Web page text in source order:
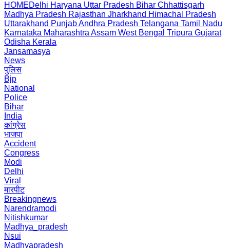
HOMEDelhi Haryana Uttar Pradesh Bihar Chhattisgarh
Madhya Pradesh Rajasthan Jharkhand Himachal Pradesh
Uttarakhand PunjabAndhra Pradesh Telangana Tamil Nadu
Karnataka Maharashtra Assam West Bengal Tripura Gujarat
Odisha Kerala
Jansamasya
News
पुलिस
Bjp
National
Police
Bihar
India
कांग्रेस
भाजपा
Accident
Congress
Modi
Delhi
Viral
मारपीट
Breakingnews
Narendramodi
Nitishkumar
Madhya_pradesh
Nsui
Madhyapradesh